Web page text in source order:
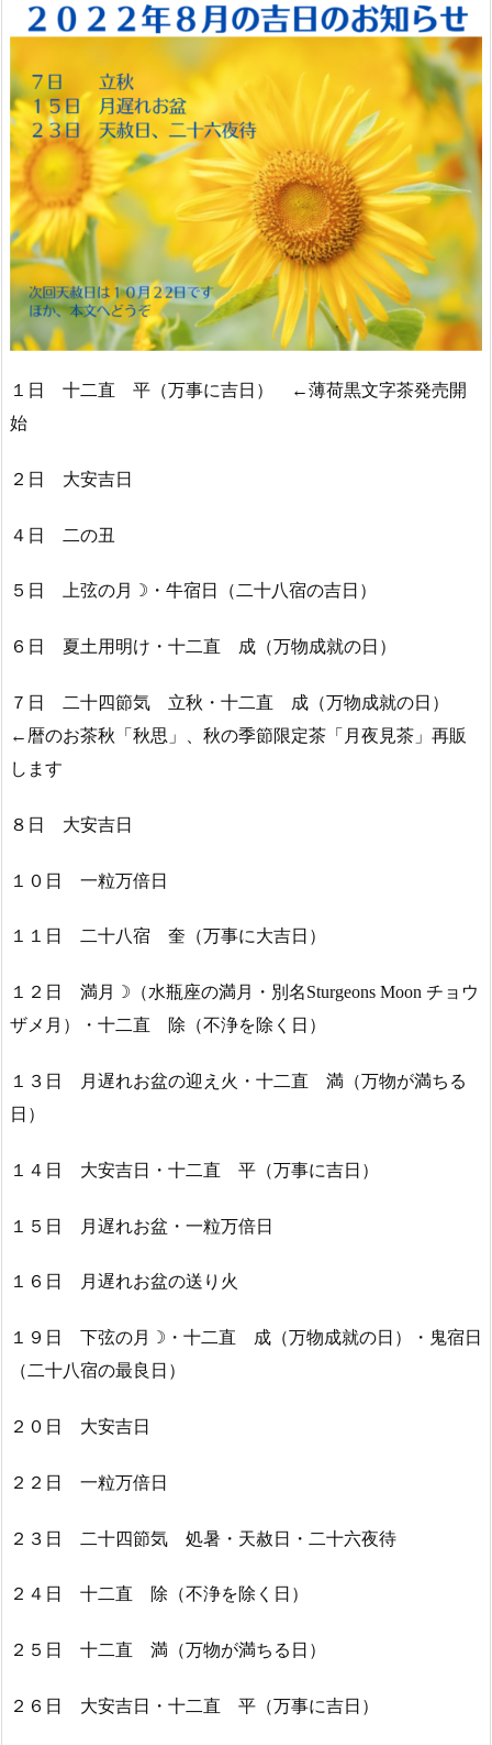
１日 十二直 平（万事に吉日） ←薄荷黒文字茶発売開
始
２日 大安吉日
４日 二の丑
５日 上弦の月☽・牛宿日（二十八宿の吉日）
６日 夏土用明け・十二直 成（万物成就の日）
７日 二十四節気 立秋・十二直 成（万物成就の日）
←暦のお茶秋「秋思」、秋の季節限定茶「月夜見茶」再販
します
８日 大安吉日
１０日 一粒万倍日
１１日 二十八宿 奎（万事に大吉日）
１２日 満月☽（水瓶座の満月・別名Sturgeons Moon チョウ
ザメ月）・十二直 除（不浄を除く日）
１３日 月遅れお盆の迎え火・十二直 満（万物が満ちる
日）
１４日 大安吉日・十二直 平（万事に吉日）
１５日 月遅れお盆・一粒万倍日
１６日 月遅れお盆の送り火
１９日 下弦の月☽・十二直 成（万物成就の日）・鬼宿日
（二十八宿の最良日）
２０日 大安吉日
２２日 一粒万倍日
２３日 二十四節気 処暑・天赦日・二十六夜待
２４日 十二直 除（不浄を除く日）
２５日 十二直 満（万物が満ちる日）
２６日 大安吉日・十二直 平（万事に吉日）